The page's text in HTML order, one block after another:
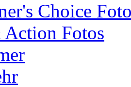
Choice
Fotos